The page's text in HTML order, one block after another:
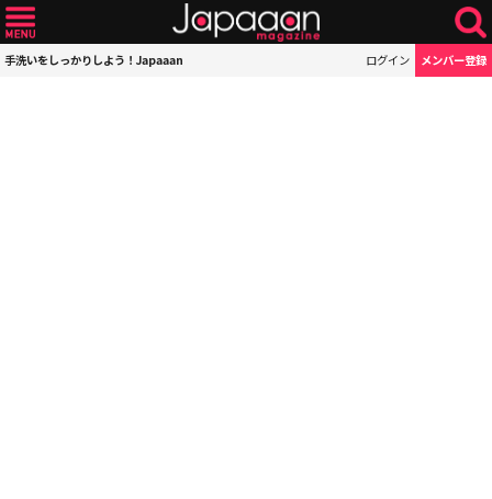
手洗いをしっかりしよう！Japaaan ログイン メンバー登録